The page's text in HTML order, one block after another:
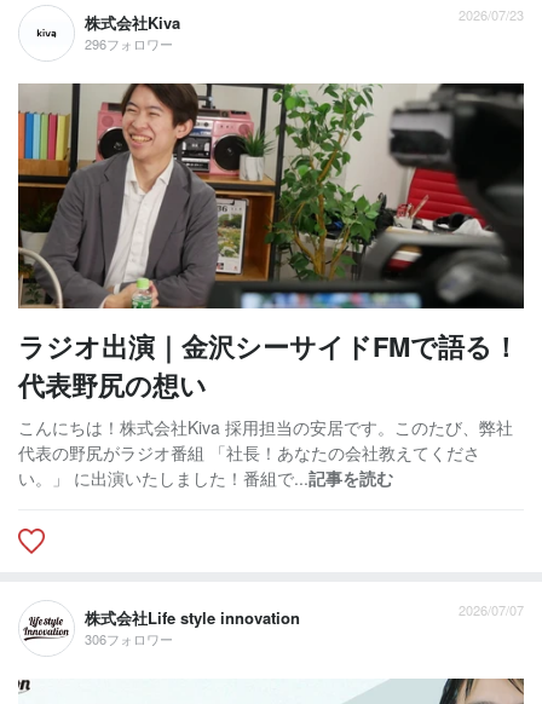
株式会社Kiva
296フォロワー
2026/07/23
ラジオ出演｜金沢シーサイドFMで語る！
代表野尻の想い
こんにちは！株式会社Kiva 採用担当の安居です。このたび、弊社
代表の野尻がラジオ番組 「社長！あなたの会社教えてくださ
い。」 に出演いたしました！番組で...記事を読む
株式会社Life style innovation
306フォロワー
2026/07/07